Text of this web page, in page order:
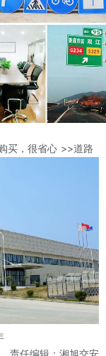
买，很省心 >>道路
责任编辑：湘旭交安